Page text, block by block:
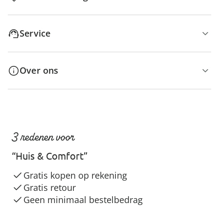
Service
Over ons
3 redenen voor
“Huis & Comfort”
Gratis kopen op rekening
Gratis retour
Geen minimaal bestelbedrag